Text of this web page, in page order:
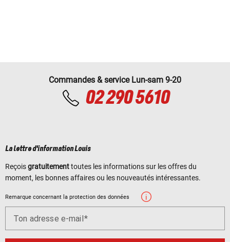
Commandes & service Lun-sam 9-20
02 290 5610
La lettre d'information Louis
Reçoisgratuitementtoutes les informations sur les offres du
moment, les bonnes affaires ou les nouveautés intéressantes.
Remarque concernant la protection des données
Ton adresse e-mail